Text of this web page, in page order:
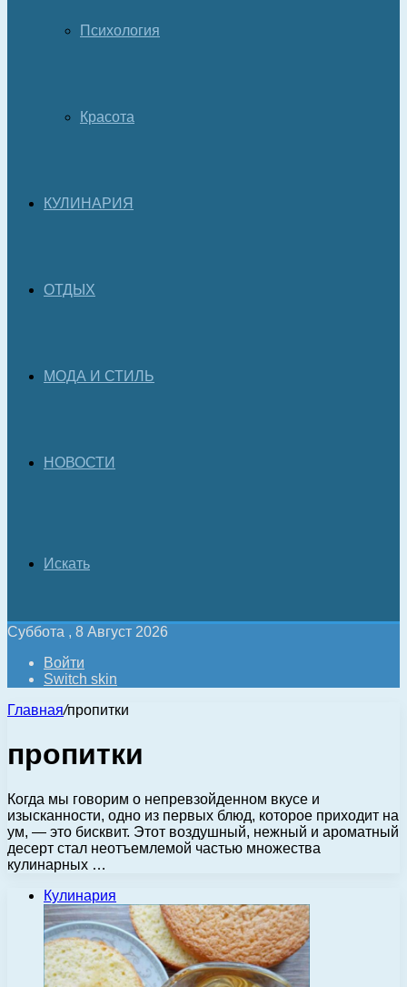
Психология
Красота
КУЛИНАРИЯ
ОТДЫХ
МОДА И СТИЛЬ
НОВОСТИ
Искать
Суббота , 8 Август 2026
Войти
Switch skin
Главная/пропитки
пропитки
Когда мы говорим о непревзойденном вкусе и
изысканности, одно из первых блюд, которое приходит на
ум, — это бисквит. Этот воздушный, нежный и ароматный
десерт стал неотъемлемой частью множества
кулинарных …
Кулинария